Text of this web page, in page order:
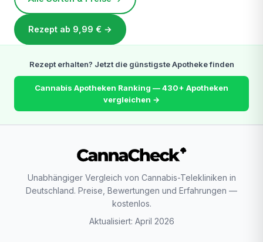
Rezept ab 9,99 € →
Rezept erhalten? Jetzt die günstigste Apotheke finden
Cannabis Apotheken Ranking — 430+ Apotheken
vergleichen →
Unabhängiger Vergleich von Cannabis-Telekliniken in
Deutschland. Preise, Bewertungen und Erfahrungen —
kostenlos.
Aktualisiert: April 2026